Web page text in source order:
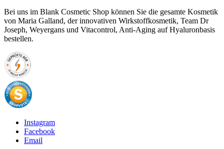
Bei uns im Blank Cosmetic Shop können Sie die gesamte Kosmetik
von Maria Galland, der innovativen Wirkstoffkosmetik, Team Dr
Joseph, Weyergans und Vitacontrol, Anti-Aging auf Hyaluronbasis
bestellen.
Instagram
Facebook
Email